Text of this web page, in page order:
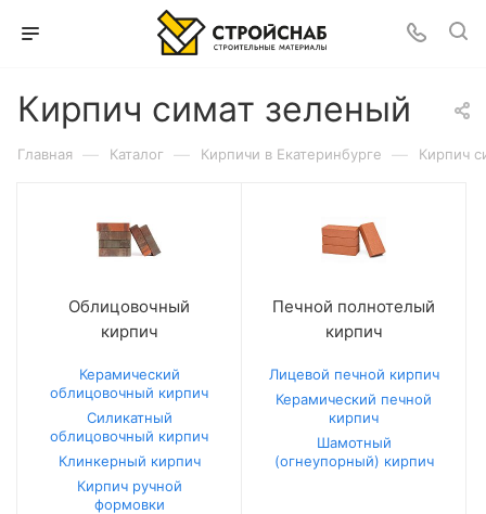
Кирпич симат зеленый
Главная — Каталог — Кирпичи в Екатеринбурге — Кирпич
Облицовочный
кирпич
Керамический
облицовочный кирпич
Силикатный
облицовочный кирпич
Клинкерный кирпич
Кирпич ручной
формовки
Печной полнотелый
кирпич
Лицевой печной кирпич
Керамический печной
кирпич
Шамотный
(огнеупорный) кирпич